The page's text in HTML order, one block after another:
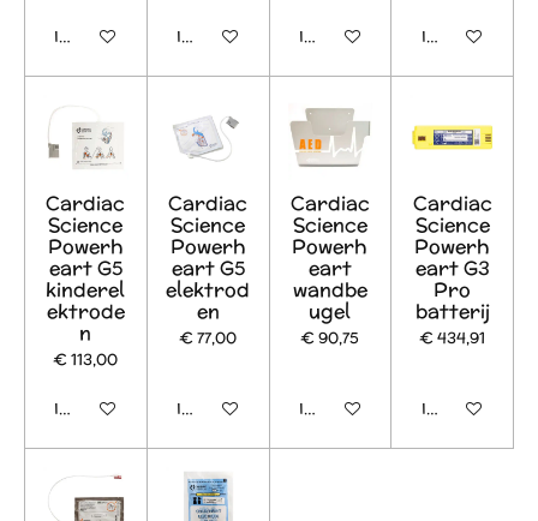
In winkelwagen In winkelwagen In winkelwagen In winkelwagen
Cardiac
Science
Powerh
eart G5
kinderel
ektrode
n
€ 113,00
In winkelwagen
Cardiac
Science
Powerh
eart G5
elektrod
en
€ 77,00
In winkelwagen
Cardiac
Science
Powerh
eart
wandbe
ugel
€ 90,75
In winkelwagen
Cardiac
Science
Powerh
eart G3
Pro
batterij
€ 434,91
In winkelwagen